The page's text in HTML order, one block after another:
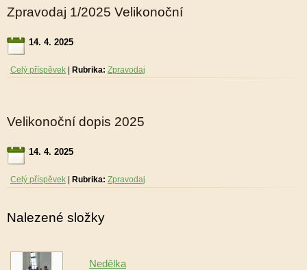
Zpravodaj 1/2025 Velikonoční
14. 4. 2025
Celý příspěvek Rubrika: Zpravodaj
Velikonoční dopis 2025
14. 4. 2025
Celý příspěvek Rubrika: Zpravodaj
Nalezené složky
Nedělka